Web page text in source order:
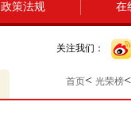
政策法规 在
关注我们：
首页< 光荣榜<